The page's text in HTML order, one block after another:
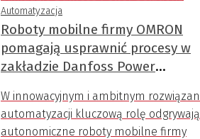
Automatyzacja
Roboty mobilne firmy OMRON
pomagają usprawnić procesy w
zakładzie Danfoss Power
W innowacyjnym i ambitnym
automatyzacji kluczową rolę odgrywają
autonomiczne roboty mobilne firmy